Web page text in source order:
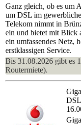
Ganz gleich, ob es um
um DSL im
Telekom nimmt in
ein und bietet mit Blick
ein umfassendes Netz,
erstklassigen Service.
Bis 31.08.2026 gibt es
Routermiete).